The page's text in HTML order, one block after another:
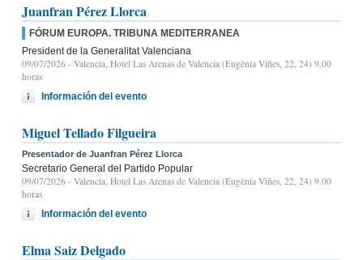
Juanfran Pérez Llorca
FÓRUM EUROPA. TRIBUNA MEDITERRANEA
President de la Generalitat Valenciana
09/07/2026 - Valencia, Hotel Las Arenas de Valencia (Eugènia Viñes, 22, 24) 9.00
horas
Información del evento
Miguel Tellado Filgueira
Presentador de Juanfran Pérez Llorca
Secretario General del Partido Popular
09/07/2026 - Valencia, Hotel Las Arenas de Valencia (Eugènia Viñes, 22, 24) 9.00
horas
Información del evento
Elma Saiz Delgado